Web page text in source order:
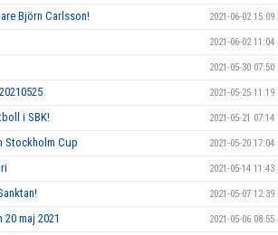
Björn Carlsson! 2021-06-02 15:09
2021-06-02 11:04
2021-05-30 07:50
2021-05-25 11:19
i SBK! 2021-05-21 07:14
Stockholm Cup 2021-05-20 17:04
2021-05-14 11:43
2021-05-07 12:39
20 maj 2021 2021-05-06 08:55